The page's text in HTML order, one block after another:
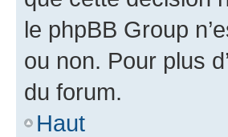
le phpBB Group
ou non. Pour plus
du forum.
Haut